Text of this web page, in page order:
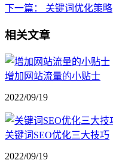
下一篇：
关键词优化策略
相关文章
增加网站流量的小贴士
2022/09/19
关键词SEO优化三大技巧
2022/09/19